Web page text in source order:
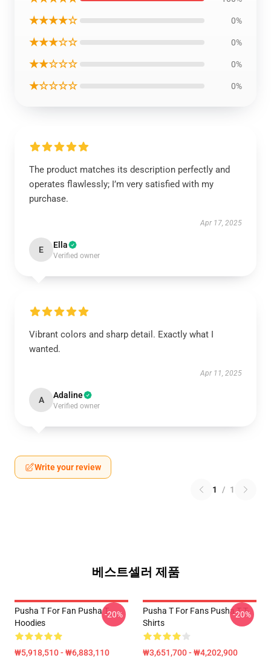
★★★★☆ 0%
★★★☆☆ 0%
★★☆☆☆ 0%
★☆☆☆☆ 0%
The product matches its description perfectly and
operates flawlessly; I’m very satisfied with my
purchase.
Apr 17, 2025
E Ella
Verified owner
Vibrant colors and sharp detail. Exactly what I
wanted.
Apr 11, 2025
A Adaline
Verified owner
Write your review
1 / 1
베스트셀러 제품
Pusha T For Fan Pusha T
Hoodies
₩5,918,510 - ₩6,883,110
-20%
Pusha T For Fans Pusha T T-
Shirts
₩3,651,700 - ₩4,202,900
-20%